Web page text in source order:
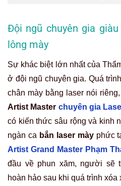
Đội ngũ chuyên gia
lông mày
Sự khác biệt lớn nhất của
ở đội ngũ chuyên gia. Quá
chân mày bằng lasernói riêng,
Artist Master chuyên gia
có kiến thức sâu rộng và kinh
ngàn ca bắn laser màyphức
Artist Grand Master Phạm
đầu về phun xăm, người sẽ
hoàn hảo sau khi quá trình xóa